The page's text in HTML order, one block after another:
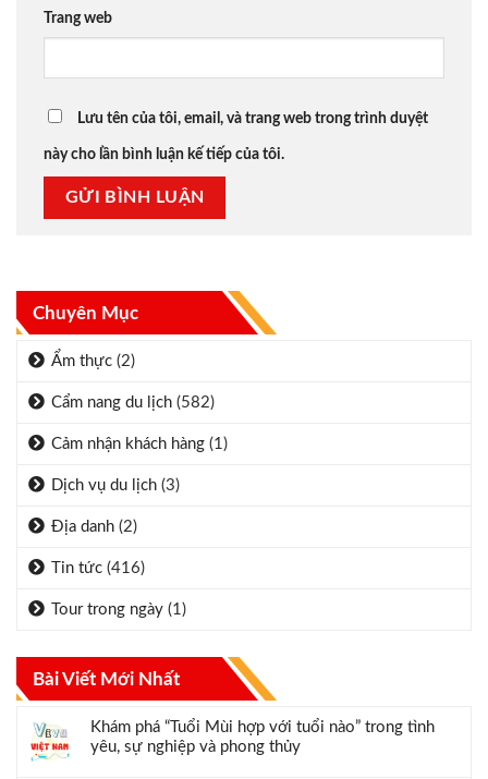
Chuyên Mục
Ẩm thực (2)
Cẩm nang du lịch (582)
Cảm nhận khách hàng (1)
Dịch vụ du lịch (3)
Địa danh (2)
Tin tức (416)
Tour trong ngày (1)
Bài Viết Mới Nhất
Khám phá “Tuổi Mùi hợp với tuổi nào” trong tình
yêu, sự nghiệp và phong thủy
Trang web
Lưu tên của tôi, email, và trang web trong trình duyệt
này cho lần bình luận kế tiếp của tôi.